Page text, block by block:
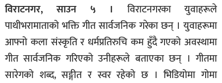
विराटनगर, साउन ५ । विराटनगरका युवाहरूले
पाथीभरामाताको भक्ति गीत सार्वजनिक गरेका छन् । युवाहरूमा
आफ्नो कला संस्कृति र धर्मप्रतिरुचि कम हुँदै गएको अवस्थामा
गीत सार्वजनिक गरिएको उनीहरूले बताएका छन् । गीतमा
सारेगको शब्द, सङ्गीत र स्वर रहेको छ । भिडियोमा गोमा